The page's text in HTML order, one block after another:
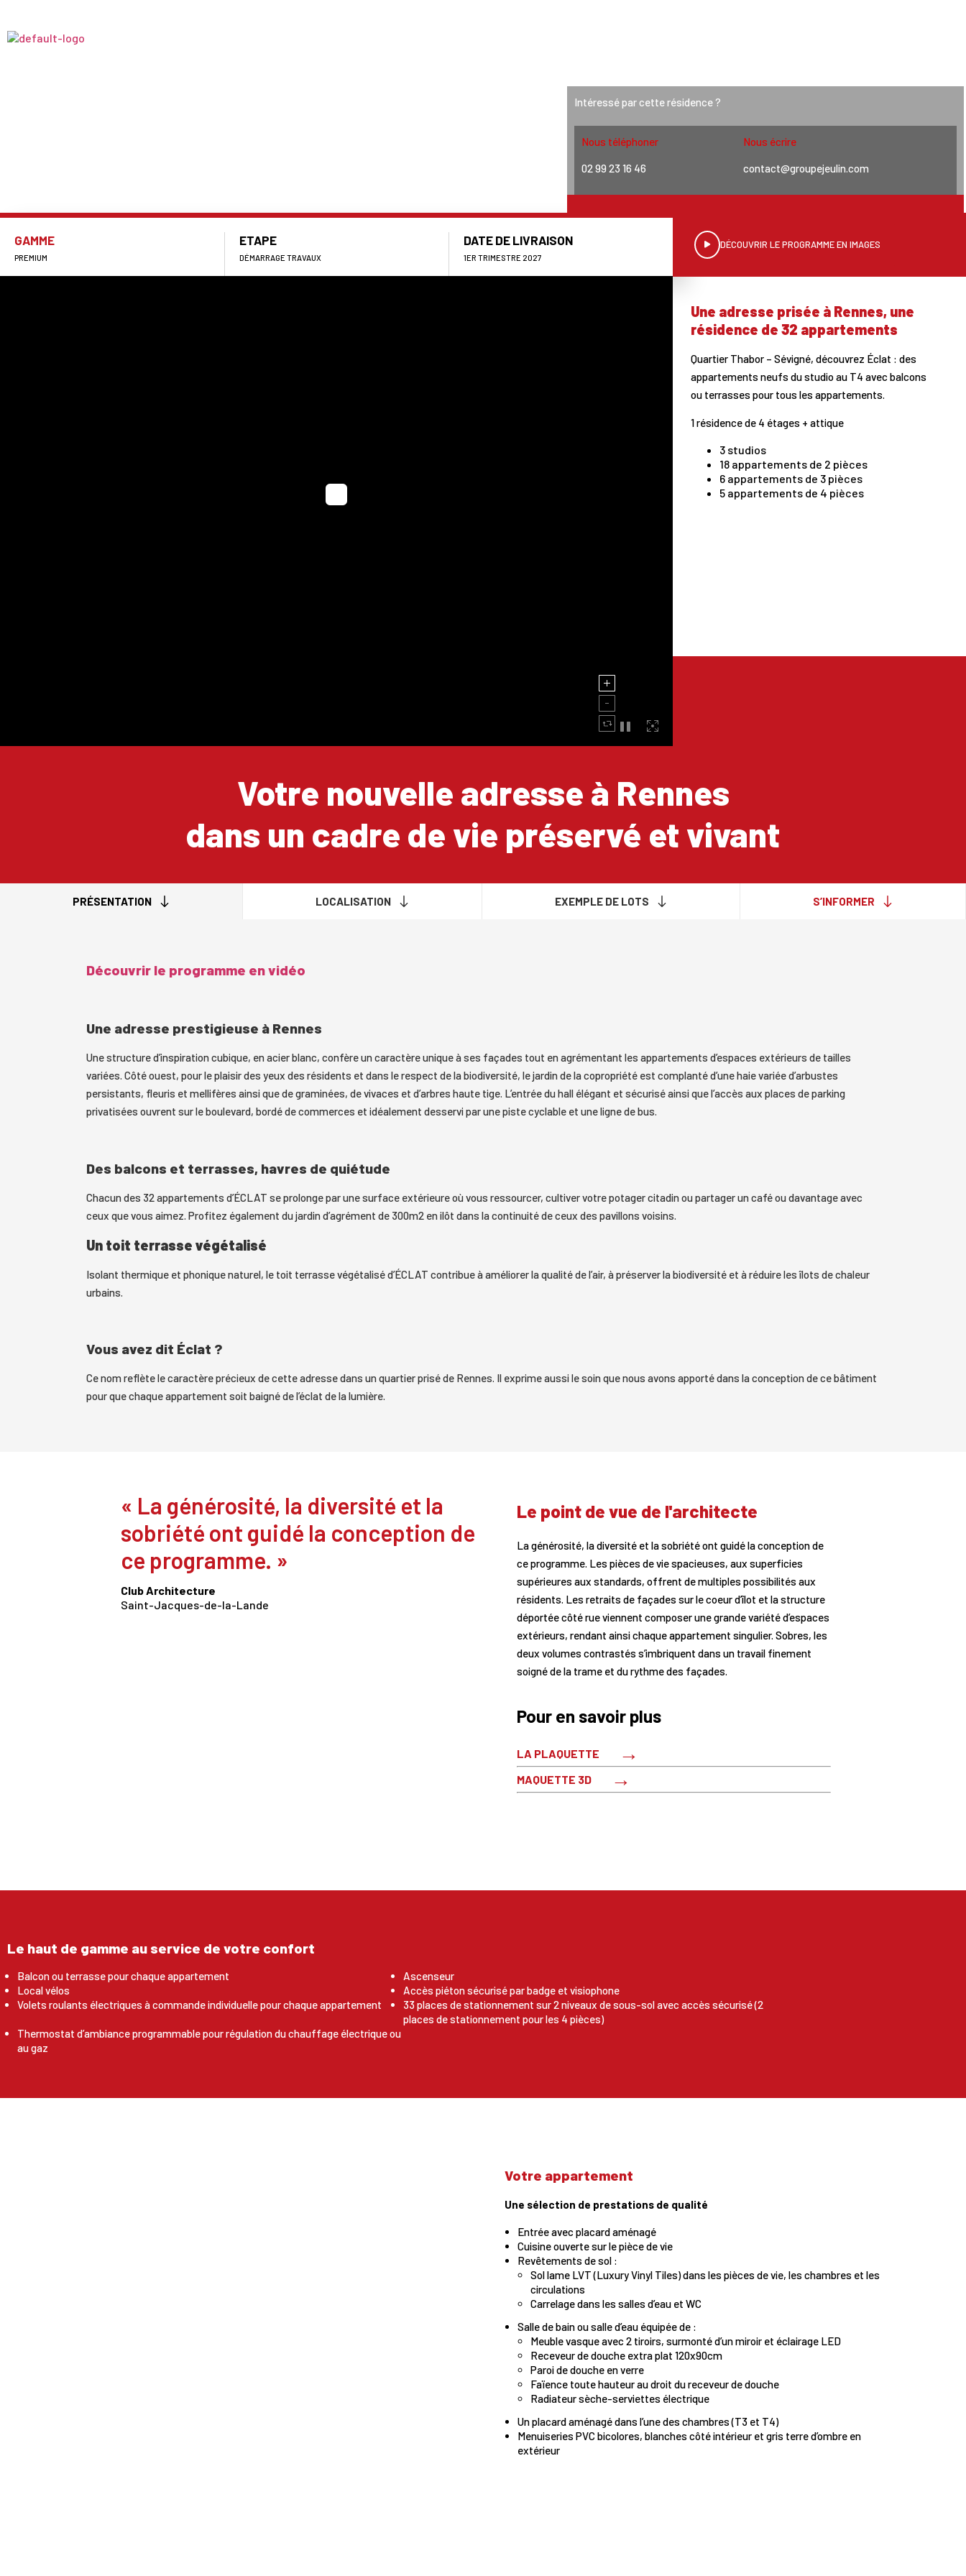
Intéressé par cette résidence ?
Nous téléphoner
02 99 23 16 46
Nous écrire
contact@groupejeulin.com
GAMME
PREMIUM
ETAPE
DÉMARRAGE TRAVAUX
DATE DE LIVRAISON
1ER TRIMESTRE 2027
DÉCOUVRIR LE PROGRAMME EN IMAGES
Une adresse prisée à Rennes, une
résidence de 32 appartements
Quartier Thabor – Sévigné, découvrez Éclat : des
appartements neufs du studio au T4 avec balcons
ou terrasses pour tous les appartements.
1 résidence de 4 étages + attique
3 studios
18 appartements de 2 pièces
6 appartements de 3 pièces
5 appartements de 4 pièces
Votre nouvelle adresse à Rennes
dans un cadre de vie préservé et vivant
PRÉSENTATION LOCALISATION EXEMPLE DE LOTS S’INFORMER
Découvrir le programme en vidéo
Une adresse prestigieuse à Rennes
Une structure d’inspiration cubique, en acier blanc, confère un caractère unique à ses façades tout en agrémentant les appartements d’espaces extérieurs de tailles
variées. Côté ouest, pour le plaisir des yeux des résidents et dans le respect de la biodiversité, le jardin de la copropriété est complanté d’une haie variée d’arbustes
persistants, fleuris et mellifères ainsi que de graminées, de vivaces et d’arbres haute tige. L’entrée du hall élégant et sécurisé ainsi que l’accès aux places de parking
privatisées ouvrent sur le boulevard, bordé de commerces et idéalement desservi par une piste cyclable et une ligne de bus.
Des balcons et terrasses, havres de quiétude
Chacun des 32 appartements d’ÉCLAT se prolonge par une surface extérieure où vous ressourcer, cultiver votre potager citadin ou partager un café ou davantage avec
ceux que vous aimez. Profitez également du jardin d’agrément de 300m2 en ilôt dans la continuité de ceux des pavillons voisins.
Un toit terrasse végétalisé
Isolant thermique et phonique naturel, le toit terrasse végétalisé d’ÉCLAT contribue à améliorer la qualité de l’air, à préserver la biodiversité et à réduire les îlots de chaleur
urbains.
Vous avez dit Éclat ?
Ce nom reflète le caractère précieux de cette adresse dans un quartier prisé de Rennes. Il exprime aussi le soin que nous avons apporté dans la conception de ce bâtiment
pour que chaque appartement soit baigné de l’éclat de la lumière.
La générosité, la diversité et la
sobriété ont guidé la conception de
ce programme.
Club Architecture
Saint-Jacques-de-la-Lande
Le point de vue de l'architecte
La générosité, la diversité et la sobriété ont guidé la conception de
ce programme. Les pièces de vie spacieuses, aux superficies
supérieures aux standards, offrent de multiples possibilités aux
résidents. Les retraits de façades sur le coeur d’îlot et la structure
déportée côté rue viennent composer une grande variété d’espaces
extérieurs, rendant ainsi chaque appartement singulier. Sobres, les
deux volumes contrastés s’imbriquent dans un travail finement
soigné de la trame et du rythme des façades.
Pour en savoir plus
LA PLAQUETTE
MAQUETTE 3D
Le haut de gamme au service de votre confort
Balcon ou terrasse pour chaque appartement
Ascenseur
Local vélos
Accès piéton sécurisé par badge et visiophone
Volets roulants électriques à commande individuelle pour chaque appartement
33 places de stationnement sur 2 niveaux de sous-sol avec accès sécurisé (2
places de stationnement pour les 4 pièces)
Thermostat d’ambiance programmable pour régulation du chauffage électrique ou
au gaz
Votre appartement
Une sélection de prestations de qualité
Entrée avec placard aménagé
Cuisine ouverte sur le pièce de vie
Revêtements de sol :
Sol lame LVT (Luxury Vinyl Tiles) dans les pièces de vie, les chambres et les
circulations
Carrelage dans les salles d’eau et WC
Salle de bain ou salle d’eau équipée de :
Meuble vasque avec 2 tiroirs, surmonté d’un miroir et éclairage LED
Receveur de douche extra plat 120x90cm
Paroi de douche en verre
Faïence toute hauteur au droit du receveur de douche
Radiateur sèche-serviettes électrique
Un placard aménagé dans l’une des chambres (T3 et T4)
Menuiseries PVC bicolores, blanches côté intérieur et gris terre d’ombre en
extérieur